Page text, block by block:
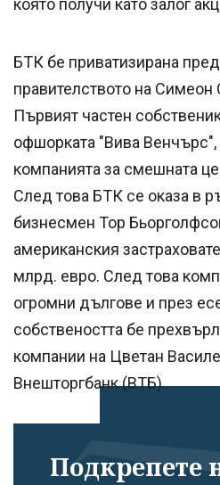
която получи като залог
БТК бе приватизирана
правителството на Симеон
Първият частен
офшорката "Вива Венчърс",
компанията за смешната
След това БТК се оказа в
бизнесмен Тор
американския
млрд. евро. След това
огромни дългове и през
собствеността бе
компании на Цветан
Внешторгбанк (ВТБ).
Подкрепете